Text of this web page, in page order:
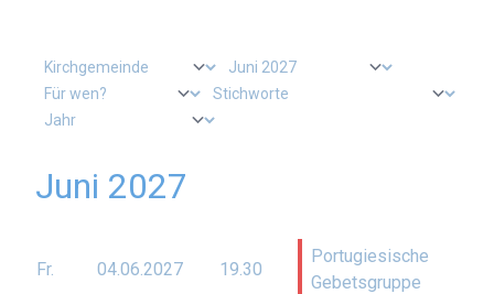
Juni 2027
Fr. 04.06.2027 19.30
Portugiesische
Gebetsgruppe